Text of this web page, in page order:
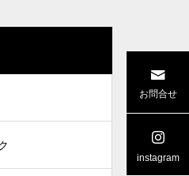
ート

お問合せ
instagram